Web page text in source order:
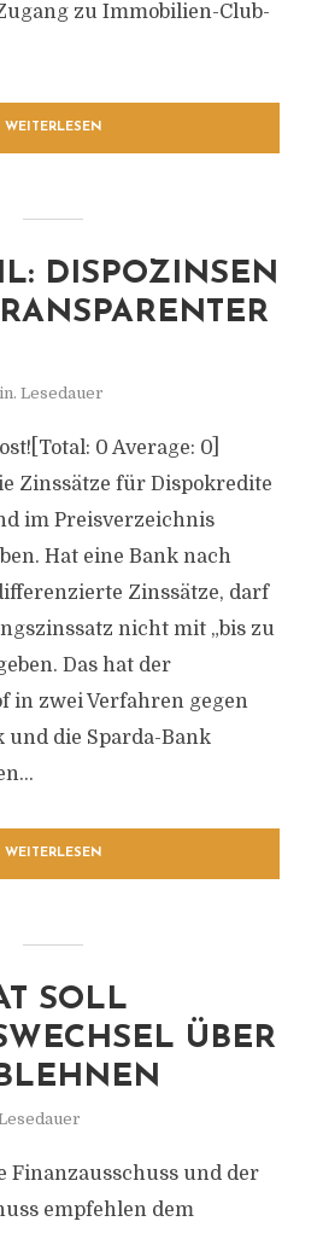
zu Immobilien-Club-
WEITERLESEN
DISPOZINSEN
Lesedauer
0 Average: 0]
Zinssätze für Dispokredite
im Preisverzeichnis
Hat eine Bank nach
Zinssätze, darf
nicht mit „bis zu
Das hat der
in zwei Verfahren gegen
und die Sparda-Bank
WEITERLESEN
SOLL
ÜBER
Finanzausschuss und der
empfehlen dem